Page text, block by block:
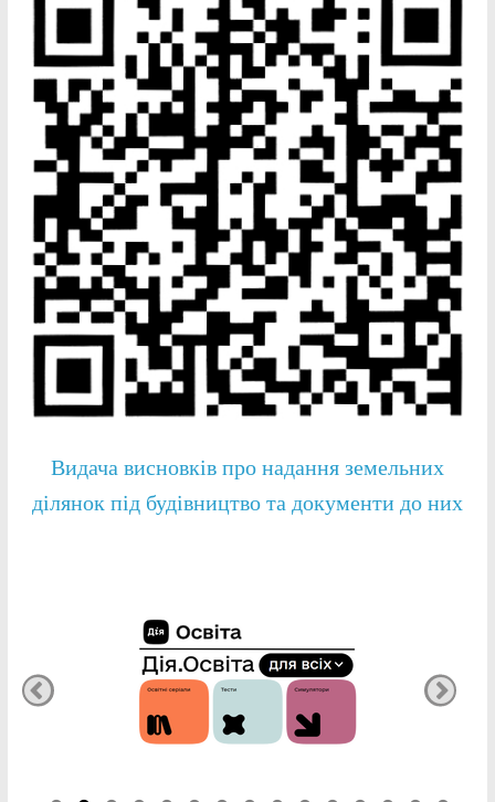
Видача висновків про надання земельних
ділянок під будівництво та документи до них